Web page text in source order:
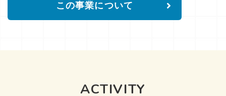
この事業について
ACTIVITY